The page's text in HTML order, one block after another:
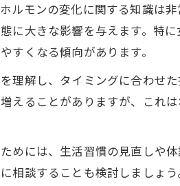
ルモンの変化に関する知識は
に大きな影響を与えます。特
すくなる傾向があります。
理解し、タイミングに合わせ
えることがありますが、これ
めには、生活習慣の見直しや
相談することも検討しましょう